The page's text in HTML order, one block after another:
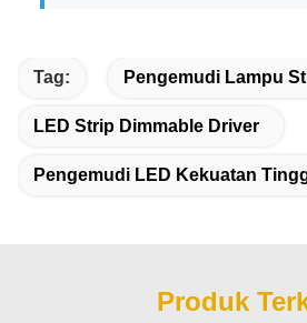
Tag: Pengemudi Lampu
LED Strip Dimmable Driver
Pengemudi LED Kekuatan
Produk